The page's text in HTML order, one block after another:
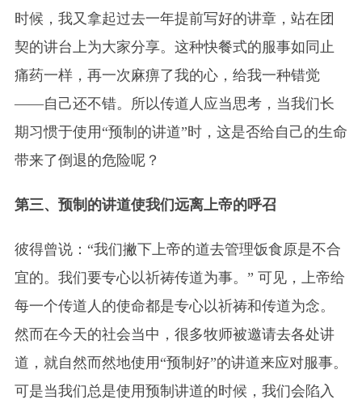
时候，我又拿起过去一年提前写好的讲章，站在团
契的讲台上为大家分享。这种快餐式的服事如同止
痛药一样，再一次麻痹了我的心，给我一种错觉
——自己还不错。所以传道人应当思考，当我们长
期习惯于使用“预制的讲道”时，这是否给自己的生命
带来了倒退的危险呢？
第三、预制的讲道使我们远离上帝的呼召
彼得曾说：“我们撇下上帝的道去管理饭食原是不合
宜的。我们要专心以祈祷传道为事。” 可见，上帝给
每一个传道人的使命都是专心以祈祷和传道为念。
然而在今天的社会当中，很多牧师被邀请去各处讲
道，就自然而然地使用“预制好”的讲道来应对服事。
可是当我们总是使用预制讲道的时候，我们会陷入